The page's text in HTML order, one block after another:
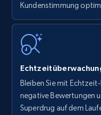
price, Currency,
35.3K+
Amazon Reviews
URL, Product name,
Kundenstimmung
Bleiben Sie mit
negative Bewertungen
Superdrug auf dem